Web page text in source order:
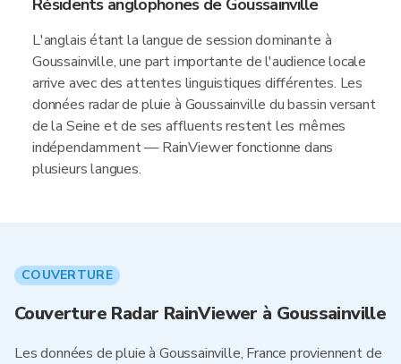
Résidents anglophones de Goussainville
L'anglais étant la langue de session dominante à
Goussainville, une part importante de l'audience locale
arrive avec des attentes linguistiques différentes. Les
données radar de pluie à Goussainville du bassin versant
de la Seine et de ses affluents restent les mêmes
indépendamment — RainViewer fonctionne dans
plusieurs langues.
COUVERTURE
Couverture Radar RainViewer à Goussainville
Les données de pluie à Goussainville, France proviennent de